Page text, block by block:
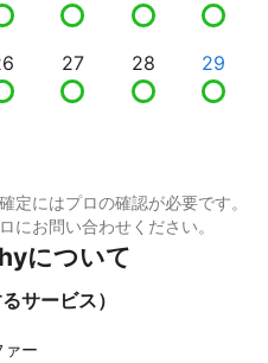
27 28 29
定にはプロの確認が必要です。
にお問い合わせください。
について
サービス）
ァー